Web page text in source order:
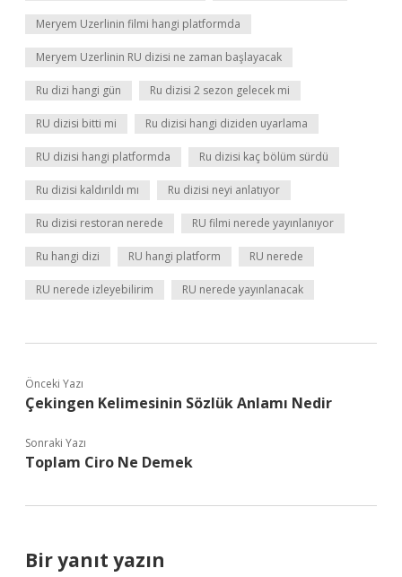
Meryem Uzerlinin filmi hangi platformda
Meryem Uzerlinin RU dizisi ne zaman başlayacak
Ru dizi hangi gün Ru dizisi 2 sezon gelecek mi
RU dizisi bitti mi Ru dizisi hangi diziden uyarlama
RU dizisi hangi platformda Ru dizisi kaç bölüm sürdü
Ru dizisi kaldırıldı mı Ru dizisi neyi anlatıyor
Ru dizisi restoran nerede RU filmi nerede yayınlanıyor
Ru hangi dizi RU hangi platform RU nerede
RU nerede izleyebilirim RU nerede yayınlanacak
Önceki Yazı
Çekingen Kelimesinin Sözlük Anlamı Nedir
Sonraki Yazı
Toplam Ciro Ne Demek
Bir yanıt yazın